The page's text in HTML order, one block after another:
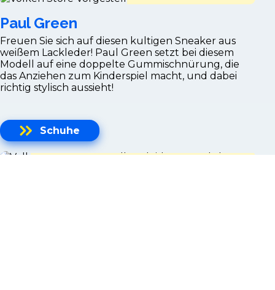
Paul Green
Freuen Sie sich auf diesen kultigen Sneaker aus
weißem Lackleder! Paul Green setzt bei diesem
Modell auf eine doppelte Gummischnürung, die
das Anziehen zum Kinderspiel macht, und dabei
richtig stylisch aussieht!
Schuhe